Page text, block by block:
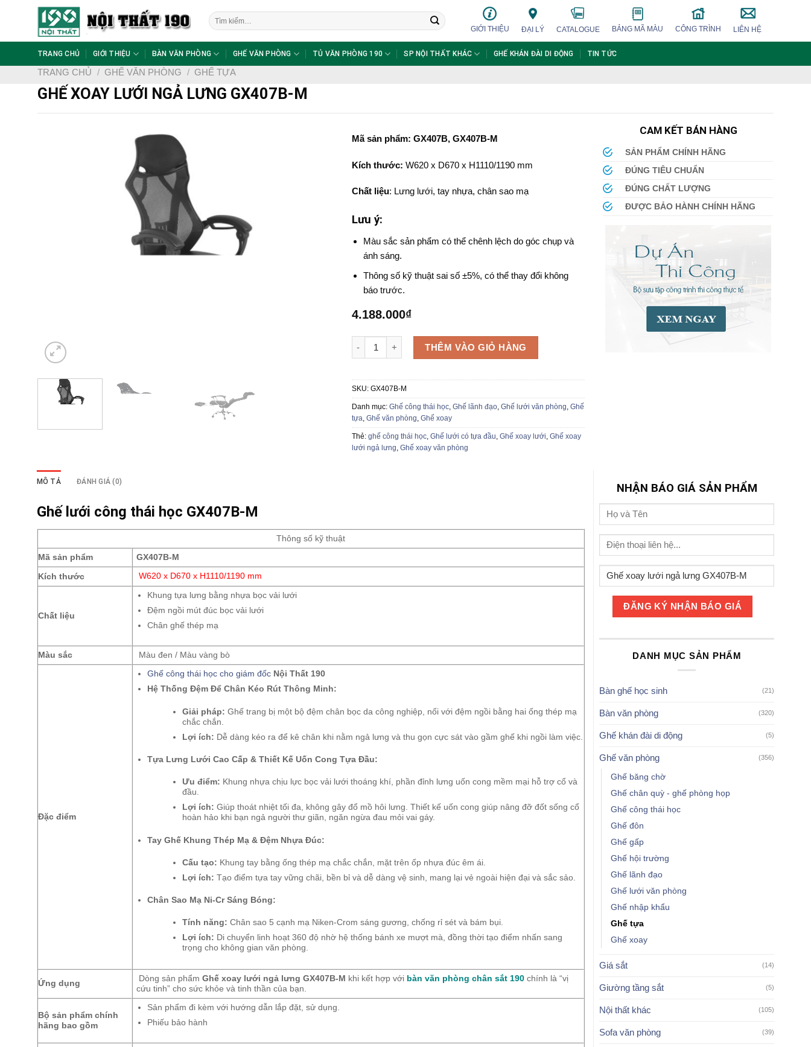
Tìm
kiếm:
GIỚI THIỆU ĐẠI LÝ CATALOGUE BẢNG MÃ MÀU CÔNG TRÌNH LIÊN HỆ
TRANG CHỦ GIỚI THIỆU BÀN VĂN PHÒNG GHẾ VĂN PHÒNG TỦ VĂN PHÒNG 190 SP NỘI THẤT KHÁC GHẾ KHÁN ĐÀI DI ĐỘNG TIN TỨC
TRANG CHỦ / GHẾ VĂN PHÒNG / GHẾ TỰA
GHẾ XOAY LƯỚI NGẢ LƯNG GX407B-M
Mã sản phẩm: GX407B, GX407B-M
Kích thước: W620 x D670 x H1110/1190 mm
Chất liệu: Lưng lưới, tay nhựa, chân sao mạ
Lưu ý:
Màu sắc sản phẩm có thể chênh lệch do góc chụp và
ánh sáng.
Thông số kỹ thuật sai số ±5%, có thể thay đổi không
báo trước.
4.188.000₫
Ghế xoay lưới ngả lưng GX407B-M số lượng
THÊM VÀO GIỎ HÀNG
SKU: GX407B-M
Danh mục: Ghế công thái học, Ghế lãnh đạo, Ghế lưới văn phòng, Ghế
tựa, Ghế văn phòng, Ghế xoay
Thẻ: ghế công thái học, Ghế lưới có tựa đầu, Ghế xoay lưới, Ghế xoay
lưới ngả lưng, Ghế xoay văn phòng
CAM KẾT BÁN HÀNG
SẢN PHẨM CHÍNH HÃNG
ĐÚNG TIÊU CHUẨN
ĐÚNG CHẤT LƯỢNG
ĐƯỢC BẢO HÀNH CHÍNH HÃNG
MÔ TẢ ĐÁNH GIÁ (0)
Ghế lưới công thái học GX407B-M
Thông số kỹ thuật
Mã sản phẩm GX407B-M
Kích thước W620 x D670 x H1110/1190 mm
Chất liệu
Khung tựa lưng bằng nhựa bọc vải lưới
Đệm ngồi mút đúc bọc vải lưới
Chân ghế thép mạ
Màu sắc Màu đen / Màu vàng bò
Đặc điểm
Ghế công thái học cho giám đốc Nội Thất 190
Hệ Thống Đệm Để Chân Kéo Rút Thông Minh:
Giải pháp: Ghế trang bị một bộ đệm chân bọc da công nghiệp, nối với đệm ngồi bằng hai ống thép mạ
chắc chắn.
Lợi ích: Dễ dàng kéo ra để kê chân khi nằm ngả lưng và thu gọn cực sát vào gầm ghế khi ngồi làm việc.
Tựa Lưng Lưới Cao Cấp & Thiết Kế Uốn Cong Tựa Đầu:
Ưu điểm: Khung nhựa chịu lực bọc vải lưới thoáng khí, phần đỉnh lưng uốn cong mềm mại hỗ trợ cổ và
đầu.
Lợi ích: Giúp thoát nhiệt tối đa, không gây đổ mồ hôi lưng. Thiết kế uốn cong giúp nâng đỡ đốt sống cổ
hoàn hảo khi bạn ngả người thư giãn, ngăn ngừa đau mỏi vai gáy.
Tay Ghế Khung Thép Mạ & Đệm Nhựa Đúc:
Cấu tạo: Khung tay bằng ống thép mạ chắc chắn, mặt trên ốp nhựa đúc êm ái.
Lợi ích: Tạo điểm tựa tay vững chãi, bền bỉ và dễ dàng vệ sinh, mang lại vẻ ngoài hiện đại và sắc sảo.
Chân Sao Mạ Ni-Cr Sáng Bóng:
Tính năng: Chân sao 5 cạnh mạ Niken-Crom sáng gương, chống rỉ sét và bám bụi.
Lợi ích: Di chuyển linh hoạt 360 độ nhờ hệ thống bánh xe mượt mà, đồng thời tạo điểm nhấn sang
trọng cho không gian văn phòng.
Ứng dụng
Dòng sản phẩmGhế xoay lưới ngả lưng GX407B-M khi kết hợp với bàn văn phòng chân sắt 190 chính là “vị
cứu tinh” cho sức khỏe và tinh thần của bạn.
Bộ sản phẩm chính
hãng bao gồm
Sản phẩm đi kèm với hướng dẫn lắp đặt, sử dụng.
Phiếu bảo hành
NHẬN BÁO GIÁ SẢN PHẨM
DANH MỤC SẢN PHẨM
Bàn ghế học sinh (21)
Bàn văn phòng (320)
Ghế khán đài di động (5)
Ghế văn phòng (356)
Ghế băng chờ
Ghế chân quỳ - ghế phòng họp
Ghế công thái học
Ghế đôn
Ghế gấp
Ghế hội trường
Ghế lãnh đạo
Ghế lưới văn phòng
Ghế nhập khẩu
Ghế tựa
Ghế xoay
Giá sắt (14)
Giường tầng sắt (5)
Nội thất khác (105)
Sofa văn phòng (39)